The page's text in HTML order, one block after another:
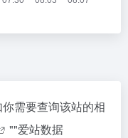
需要查询该站的相
""爱站数据